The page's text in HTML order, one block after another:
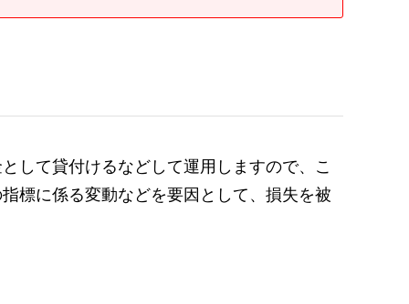
して貸付けるなどして運用しますので、こ
標に係る変動などを要因として、損失を被